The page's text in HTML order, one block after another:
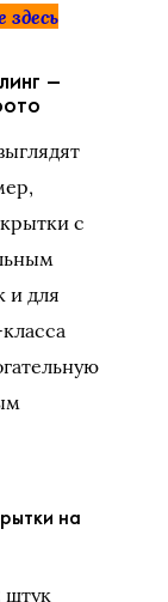
здесь
–
с
и для
на
штук